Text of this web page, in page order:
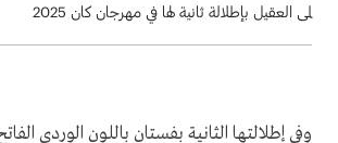
لمى العقيل بإطلالة ثانية لها في مهرجان كان 2025
وفي إطلالتها الثانية بفستان باللون الوردي